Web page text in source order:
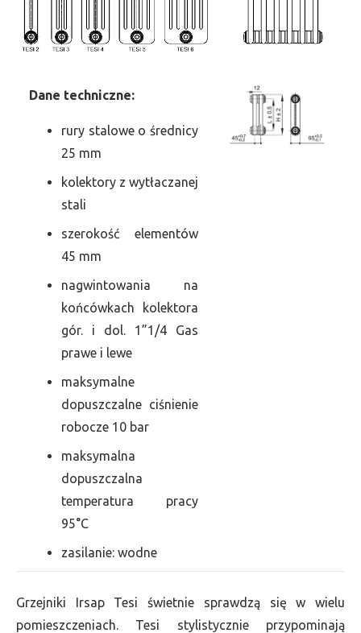
Dane techniczne:
rury stalowe o średnicy
25 mm
kolektory z wytłaczanej
stali
szerokość elementów
45 mm
nagwintowania na
końcówkach kolektora
gór. i dol. 1”1/4 Gas
prawe i lewe
maksymalne
dopuszczalne ciśnienie
robocze 10 bar
maksymalna
dopuszczalna
temperatura pracy
95°C
zasilanie: wodne
Grzejniki Irsap Tesi świetnie sprawdzą się w wielu
pomieszczeniach. Tesi stylistycznie przypominają